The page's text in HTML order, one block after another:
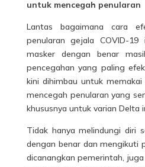
untuk mencegah penularan
Lantas bagaimana cara
penularan gejala COVID-
masker dengan benar
pencegahan yang paling
kini dihimbau untuk
mencegah penularan yang
khususnya untuk varian Delta
Tidak hanya melindungi diri
dengan benar dan mengikuti
dicanangkan pemerintah,